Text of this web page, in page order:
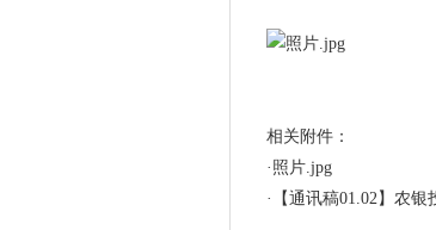
相关附件：
· 照片.jpg
·
【通讯稿01.02】农